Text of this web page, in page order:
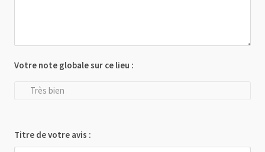
Votre note globale sur ce lieu :
Très bien
Titre de votre avis :